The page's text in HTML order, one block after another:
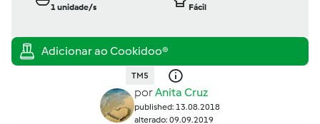
1unidade/s
Fácil
TM5
porAnita Cruz
published: 13.08.2018
alterado: 09.09.2019